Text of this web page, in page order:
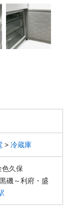
> 冷蔵庫
色久保
磯～利府・盛